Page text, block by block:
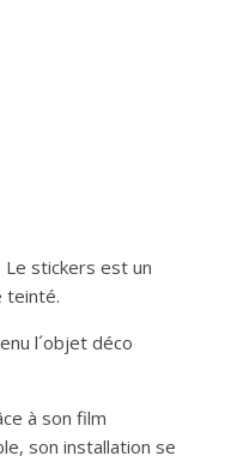
stickers est un
teinté.
l´objet déco
à son film
son installation se